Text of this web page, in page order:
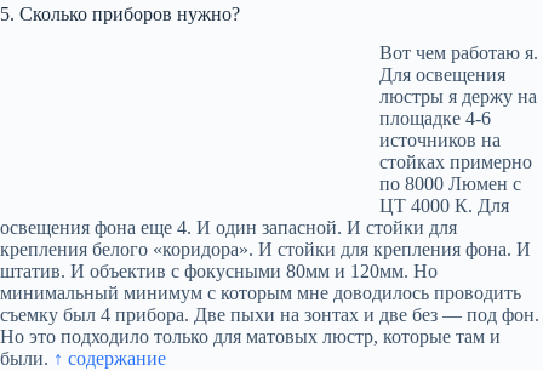
5. Сколько приборов нужно?
Вот чем работаю я.
Для освещения
люстры я держу на
площадке 4-6
источников на
стойках примерно
по 8000 Люмен с
ЦТ 4000 К. Для
освещения фона еще 4. И один запасной. И стойки для
крепления белого «коридора». И стойки для крепления фона. И
штатив. И объектив с фокусными 80мм и 120мм. Но
минимальный минимум с которым мне доводилось проводить
съемку был 4 прибора. Две пыхи на зонтах и две без — под фон.
Но это подходило только для матовых люстр, которые там и
были. ↑ содержание